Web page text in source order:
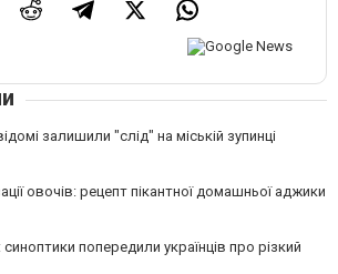
залишили "слід" на міській зупинці
овочів: рецепт пікантної домашньої аджики
попередили українців про різкий